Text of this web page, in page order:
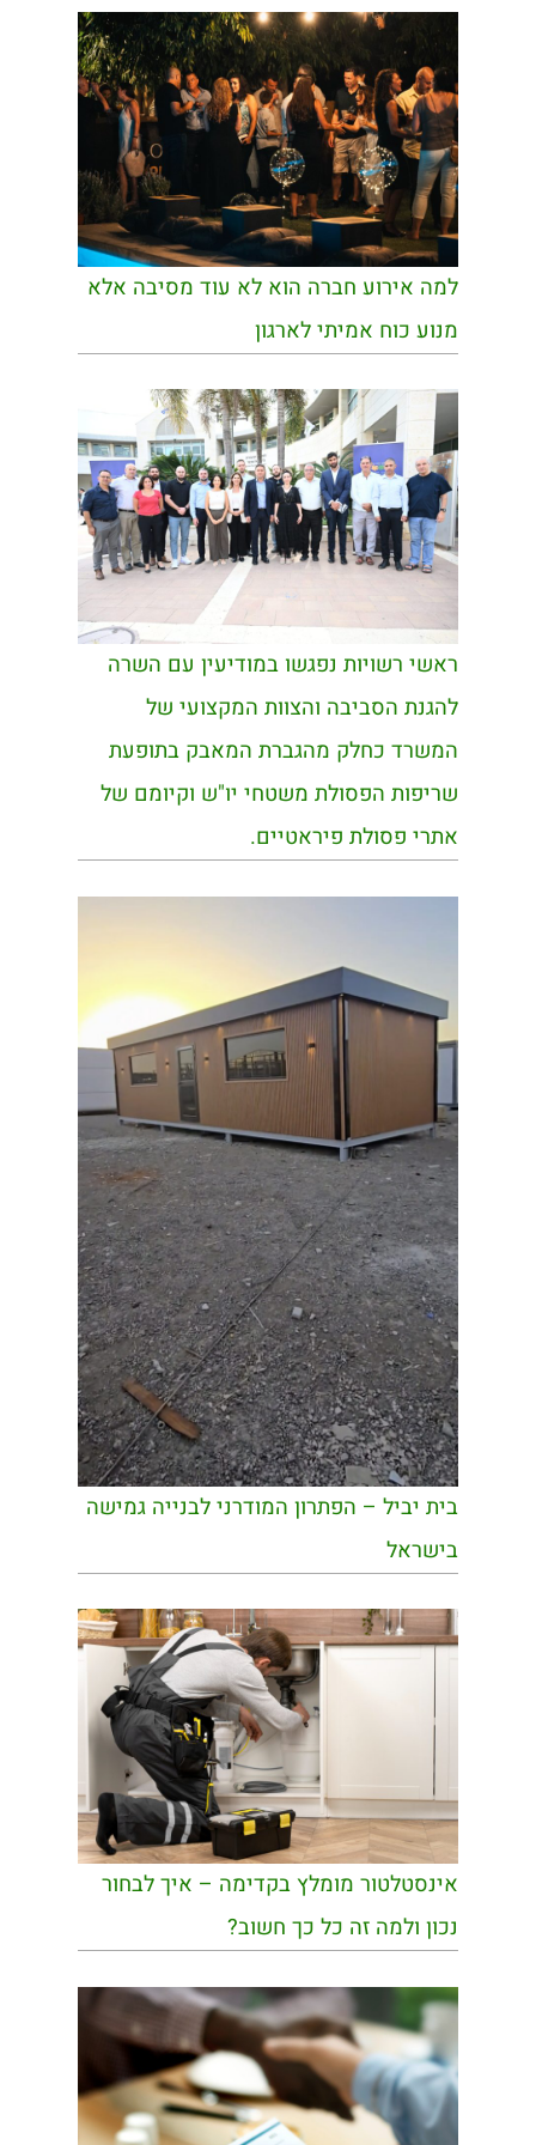
למה אירוע חברה הוא לא עוד מסיבה אלא
מנוע כוח אמיתי לארגון
ראשי רשויות נפגשו במודיעין עם השרה
להגנת הסביבה והצוות המקצועי של
המשרד כחלק מהגברת המאבק בתופעת
שריפות הפסולת משטחי יו"ש וקיומם של
אתרי פסולת פיראטיים.
בית יביל – הפתרון המודרני לבנייה גמישה
בישראל
אינסטלטור מומלץ בקדימה – איך לבחור
נכון ולמה זה כל כך חשוב?